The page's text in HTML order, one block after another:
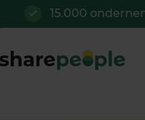
15.000